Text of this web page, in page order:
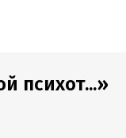
психот...»